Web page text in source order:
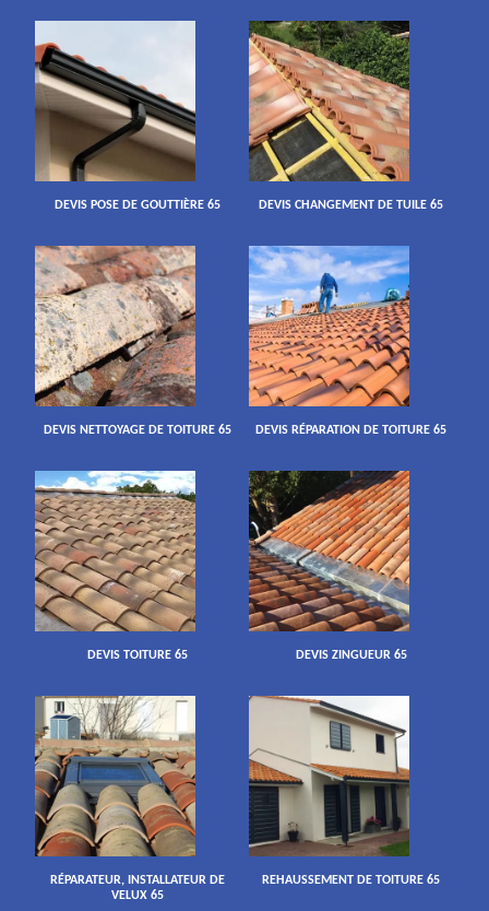
DEVIS POSE DE GOUTTIÈRE 65 DEVIS CHANGEMENT DE TUILE 65
DEVIS NETTOYAGE DE TOITURE 65 DEVIS RÉPARATION DE TOITURE 65
DEVIS TOITURE 65 DEVIS ZINGUEUR 65
RÉPARATEUR, INSTALLATEUR DE
VELUX 65
REHAUSSEMENT DE TOITURE 65